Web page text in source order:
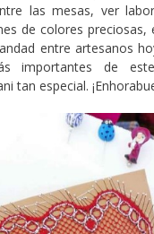
las mesas, ver
de colores preciosas,
entre artesanos
importantes de
tan especial.